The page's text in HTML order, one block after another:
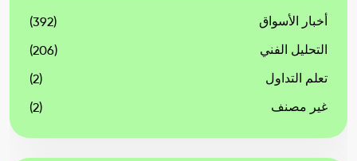
أخبار الأسواق (392)
التحليل الفني (206)
تعلم التداول (2)
غير مصنف (2)